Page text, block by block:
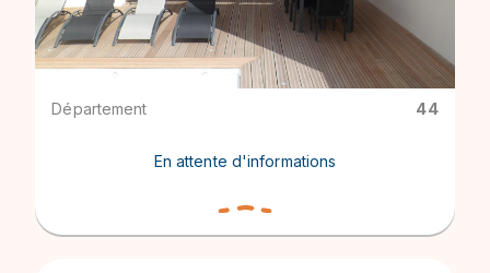
Département 44
En attente d'informations